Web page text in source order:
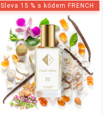
Sleva 15 % s kódem FRENCH